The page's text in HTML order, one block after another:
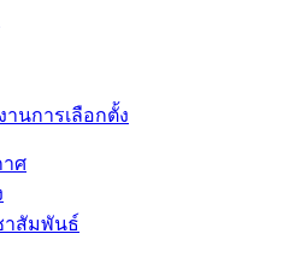
นการเลือกตั้ง
าศ
าสัมพันธ์